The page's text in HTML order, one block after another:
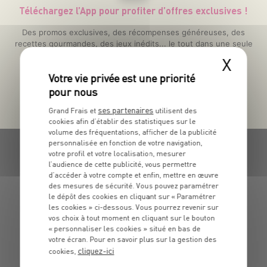
Téléchargez l’App pour profiter d’offres exclusives !
Des promos exclusives, des récompenses généreuses, des
recettes gourmandes, des jeux inédits... le tout dans une seule
GRAND FRAIS, LE MEILLEUR
MARCHÉ PRÈS DE CHEZ VOUS
BŒUF, AGNEAU, VOLAILLE : RENDEZ-VOUS CHEZ
GRAND FRAIS POUR UNE VIANDE DE QUALITÉ
X
Grand Frais et ses partenaires utilisent des
cookies afin d’établir des statistiques sur le
volume des fréquentations, afficher de la publicité
personnalisée en fonction de votre navigation,
votre profil et votre localisation, mesurer
l’audience de cette publicité, vous permettre
d’accéder à votre compte et enfin, mettre en œuvre
des mesures de sécurité. Vous pouvez paramétrer
le dépôt des cookies en cliquant sur « Paramétrer
les cookies » ci-dessous. Vous pourrez revenir sur
vos choix à tout moment en cliquant sur le bouton
« personnaliser les cookies » situé en bas de
votre écran. Pour en savoir plus sur la gestion des
cookies, cliquez-ici